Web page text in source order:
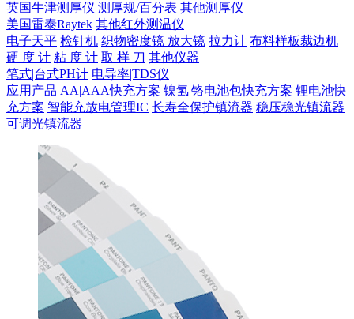
英国牛津测厚仪 测厚规/百分表 其他测厚仪
美国雷泰Raytek 其他红外测温仪
电子天平 检针机 织物密度镜 放大镜 拉力计 布料样板裁边机
硬 度 计 粘 度 计 取 样 刀 其他仪器
笔式|台式PH计 电导率|TDS仪
应用产品 AA|AAA快充方案 镍氢|铬电池包快充方案 锂电池快
充方案 智能充放电管理IC 长寿全保护镇流器 稳压稳光镇流器
可调光镇流器